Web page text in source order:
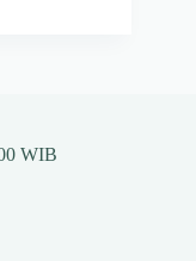
WIB